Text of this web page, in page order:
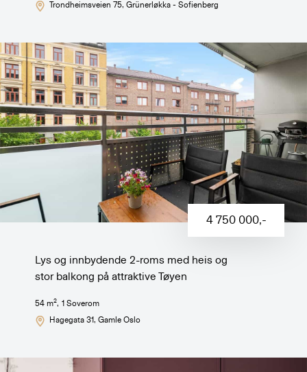
Trondheimsveien 75, Grünerløkka - Sofienberg
4 750 000,-
Lys og innbydende 2-roms med heis og
stor balkong på attraktive Tøyen
54 m2, 1 Soverom
Hagegata 31, Gamle Oslo